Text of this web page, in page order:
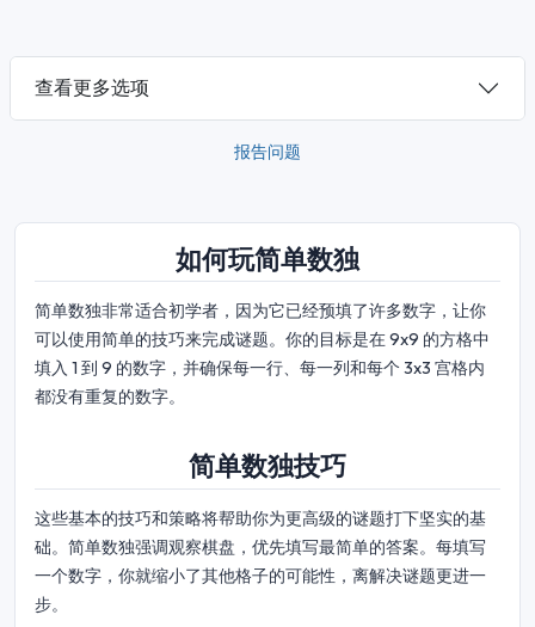
查看更多选项
报告问题
如何玩简单数独
简单数独非常适合初学者，因为它已经预填了许多数字，让你
可以使用简单的技巧来完成谜题。你的目标是在 9x9 的方格中
填入 1 到 9 的数字，并确保每一行、每一列和每个 3x3 宫格内
都没有重复的数字。
简单数独技巧
这些基本的技巧和策略将帮助你为更高级的谜题打下坚实的基
础。简单数独强调观察棋盘，优先填写最简单的答案。每填写
一个数字，你就缩小了其他格子的可能性，离解决谜题更进一
步。